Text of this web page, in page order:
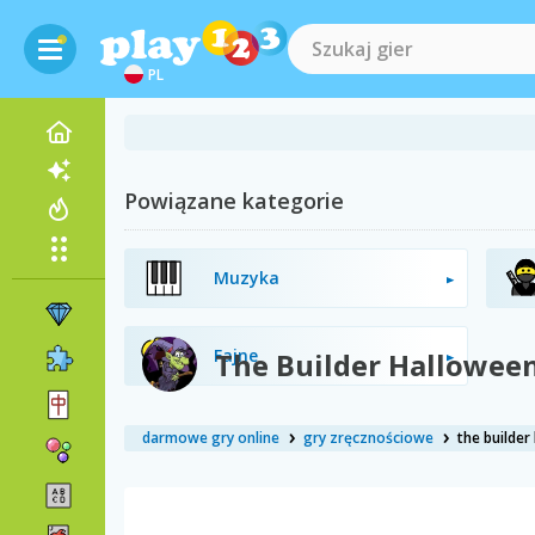
PL
The Builder
Powiązane kategorie
Muzyka
Fajne
darmowe gry online gry zręcznościowe the builder